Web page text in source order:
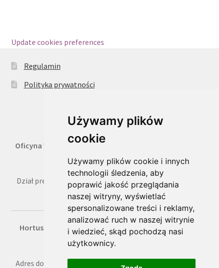
Używamy plików
cookie
Używamy plików cookie i innych
technologii śledzenia, aby
poprawić jakość przeglądania
naszej witryny, wyświetlać
spersonalizowane treści i reklamy,
analizować ruch w naszej witrynie
i wiedzieć, skąd pochodzą nasi
użytkownicy.
Update cookies preferences
Regulamin
Polityka prywatności
Oficyna Wydawnicza Oikos Sp. z o.o.
ul. Kaliska 1 m. 7,
Dział prenumeraty: tel. 22 659 36 50, faks 22 822 66 49, e-
mail: prenumerata@oikos.net.pl
Hortus Media Sp. z o.o., Kraków, ul. B. Czerwieńskiego
3a/17,
Adres do korespondencji: ul. B. Czerwieńskiego 3a/17, 31-